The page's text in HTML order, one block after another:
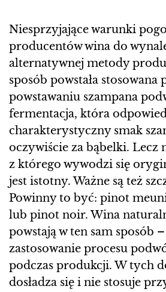
Niesprzyjające warunki
producentów wina do
alternatywnej metody
sposób powstała stosowana
powstawaniu szampana
fermentacja, która
charakterystyczny smak
oczywiście za bąbelki. Lecz
z którego wywodzi się
jest istotny. Ważne są też
Powinny to być: pinot
lub pinot noir. Wina
powstają w ten sam sposób
zastosowanie procesu
podczas produkcji. W tych
dosładza się i nie stosuje